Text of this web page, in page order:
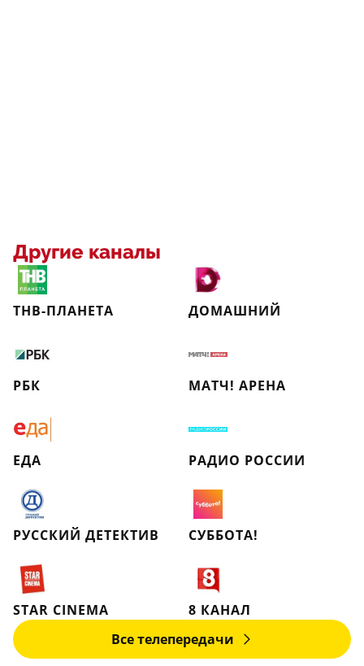
Другие каналы
ТНВ-ПЛАНЕТА ДОМАШНИЙ
РБК МАТЧ! АРЕНА
ЕДА РАДИО РОССИИ
РУССКИЙ ДЕТЕКТИВ СУББОТА!
STAR CINEMA
8 КАНАЛ
Все телепередачи